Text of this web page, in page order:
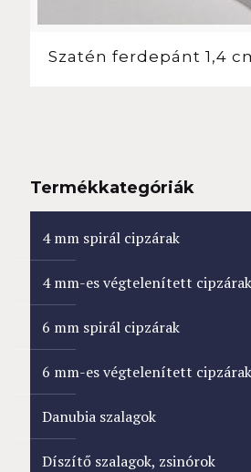
Szatén ferdepánt 1,4
Termékkategóriák
4 mm spirál cipzárak
4 mm-es végtelenített cipzárak
6 mm spirál cipzárak
6 mm-es végtelenített cipzárak
Danubia szalagok
Díszítő szalagok, zsinórok